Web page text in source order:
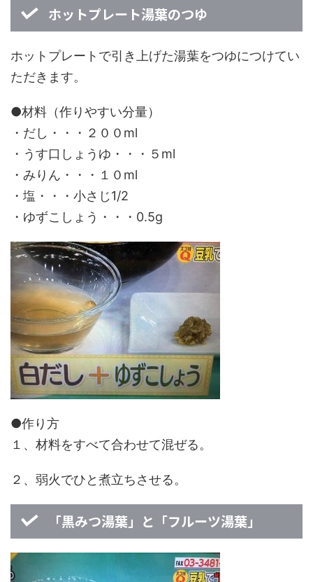
ホットプレート湯葉のつゆ
ホットプレートで引き上げた湯葉をつゆにつけてい
ただきます。
●材料（作りやすい分量）
・だし・・・２００ml
・うす口しょうゆ・・・５ml
・みりん・・・１０ml
・塩・・・小さじ1/2
・ゆずこしょう・・・0.5g
●作り方
１、材料をすべて合わせて混ぜる。
２、弱火でひと煮立ちさせる。
「黒みつ湯葉」と「フルーツ湯葉」